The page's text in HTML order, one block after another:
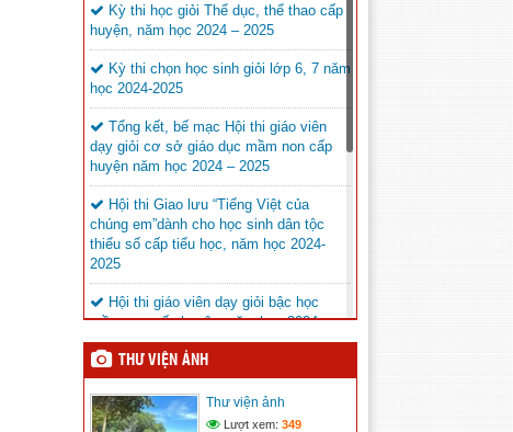
THI SÁNG TẠO THANH
THIẾU NIÊN, NHI ĐỒNG
(22/04/2026)
Cuộc thi ” Học sinh với an
ninh mạng 2026″
(27/03/2026)
BÀI ĐỒNG DIỄN NGÀY HỘI
“TIẾN BƯỚC LÊN ĐOÀN”
(27/03/2026)
LÊN ĐOÀN”
(27/03/2026)
Kỳ thi học giỏi Thể dục, thể thao cấp
huyện, năm học 2024 – 2025
Kỳ thi chọn học sinh giỏi lớp 6, 7 năm
học 2024-2025
Tổng kết, bế mạc Hội thi giáo viên
dạy giỏi cơ sở giáo dục mầm non cấp
huyện năm học 2024 – 2025
Hội thi Giao lưu “Tiếng Việt của
chúng em”dành cho học sinh dân tộc
thiểu số cấp tiểu học, năm học 2024-
2025
Hội thi giáo viên dạy giỏi bậc học
mầm non cấp huyện, năm học 2024 –
2025
PHÒNG GD&ĐT HUYỆN THAM GIA
HỘI THAO CBQL NGÀNH GIÁO DỤC
TỈNH ĐẮK NÔNG
THƯ VIỆN ẢNH
Thư viện ảnh
Lượt xem: 349